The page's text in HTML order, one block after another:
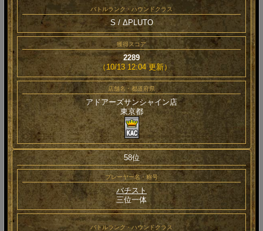
バトルランク・ハウンドクラス
S / ΔPLUTO
獲得スコア
2289
（10/13 12:04 更新）
店舗名・都道府県
アドアーズサンシャイン店
東京都
58位
プレーヤー名・称号
バチスト
三位一体
バトルランク・ハウンドクラス